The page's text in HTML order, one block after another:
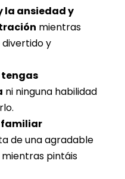
la ansiedad y
mientras
y
tengas
ni ninguna habilidad
familiar
de una agradable
pintáis